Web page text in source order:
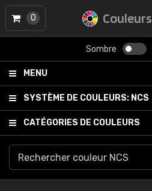
Couleurs
Sombre
MENU
SYSTÈME DE COULEURS: NCS
CATÉGORIES DE COULEURS
0